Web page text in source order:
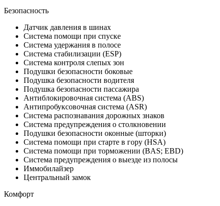
Безопасность
Датчик давления в шинах
Система помощи при спуске
Система удержания в полосе
Система стабилизации (ESP)
Система контроля слепых зон
Подушки безопасности боковые
Подушка безопасности водителя
Подушка безопасности пассажира
Антиблокировочная система (ABS)
Антипробуксовочная система (ASR)
Система распознавания дорожных знаков
Система предупреждения о столкновении
Подушки безопасности оконные (шторки)
Система помощи при старте в гору (HSA)
Система помощи при торможении (BAS; EBD)
Система предупреждения о выезде из полосы
Иммобилайзер
Центральный замок
Комфорт